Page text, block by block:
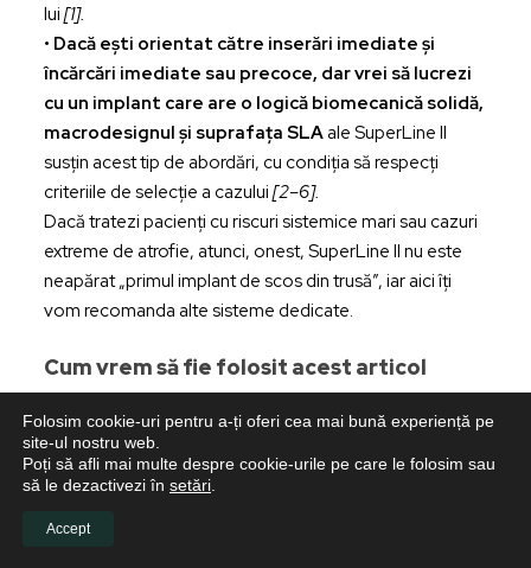
lui [1].
• Dacă ești orientat către inserări imediate și
încărcări imediate sau precoce, dar vrei să lucrezi
cu un implant care are o logică biomecanică solidă,
macrodesignul și suprafața SLAale SuperLine II
susțin acest tip de abordări, cu condiția să respecți
criteriile de selecție a cazului [2–6].
Dacă tratezi pacienți cu riscuri sistemice mari sau cazuri
extreme de atrofie, atunci, onest, SuperLine II nu este
neapărat „primul implant de scos din trusă”, iar aici îți
vom recomanda alte sisteme dedicate.
Cum vrem să fie folosit acest articol
instrument clinic util, la care să poți reveni în momente
relevante din practica ta:
• în alegerea sau reevaluarea sistemelor implantare
utilizate;
Folosim cookie-uri pentru a-ți oferi cea mai bună experiență pe
site-ul nostru web.
Poți să afli mai multe despre cookie-urile pe care le folosim sau
să le dezactivezi în setări
Accept